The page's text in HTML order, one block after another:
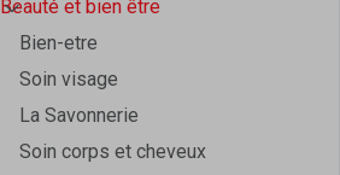
Beauté et bien être
Bien-etre
Soin visage
La Savonnerie
Soin corps et cheveux